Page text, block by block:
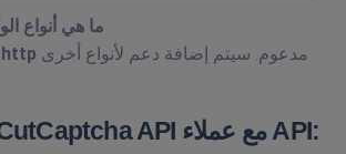
ما هي أنواع
الوكلاء http مدعوم. سيتم إضافة دعم لأنواع أخرى
باستخدام CutCaptcha API مع عملاء API: